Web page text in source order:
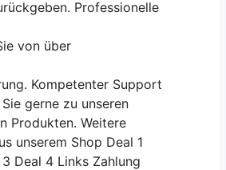
Professionelle
von über
Kompetenter Support
gerne zu unseren
Produkten. Weitere
unserem Shop Deal 1
Deal 4 Links Zahlung